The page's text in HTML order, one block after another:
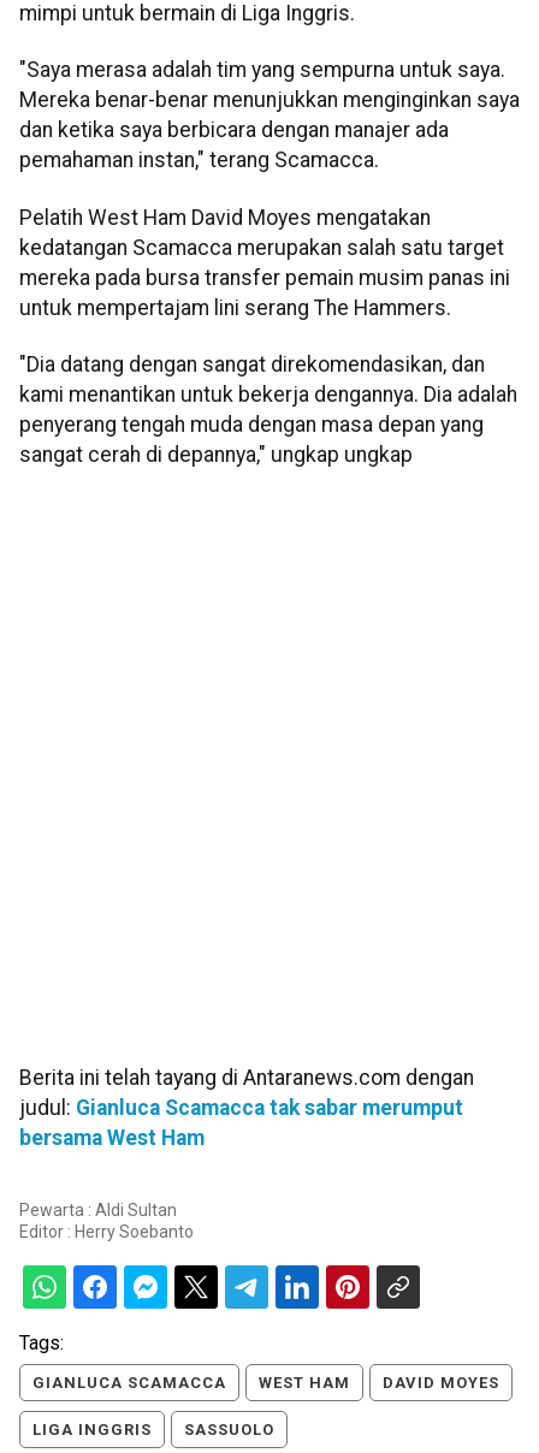
mimpi untuk bermain di Liga Inggris.
"Saya merasa adalah tim yang sempurna untuk saya.
Mereka benar-benar menunjukkan menginginkan saya
dan ketika saya berbicara dengan manajer ada
pemahaman instan," terang Scamacca.
Pelatih West Ham David Moyes mengatakan
kedatangan Scamacca merupakan salah satu target
mereka pada bursa transfer pemain musim panas ini
untuk mempertajam lini serang The Hammers.
"Dia datang dengan sangat direkomendasikan, dan
kami menantikan untuk bekerja dengannya. Dia adalah
penyerang tengah muda dengan masa depan yang
sangat cerah di depannya," ungkap ungkap
Berita ini telah tayang di Antaranews.com dengan
judul: Gianluca Scamacca tak sabar merumput
bersama West Ham
Pewarta : Aldi Sultan
Editor : Herry Soebanto
Tags:
GIANLUCA SCAMACCA WEST HAM DAVID MOYES
LIGA INGGRIS SASSUOLO